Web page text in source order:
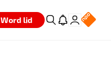
Word lid